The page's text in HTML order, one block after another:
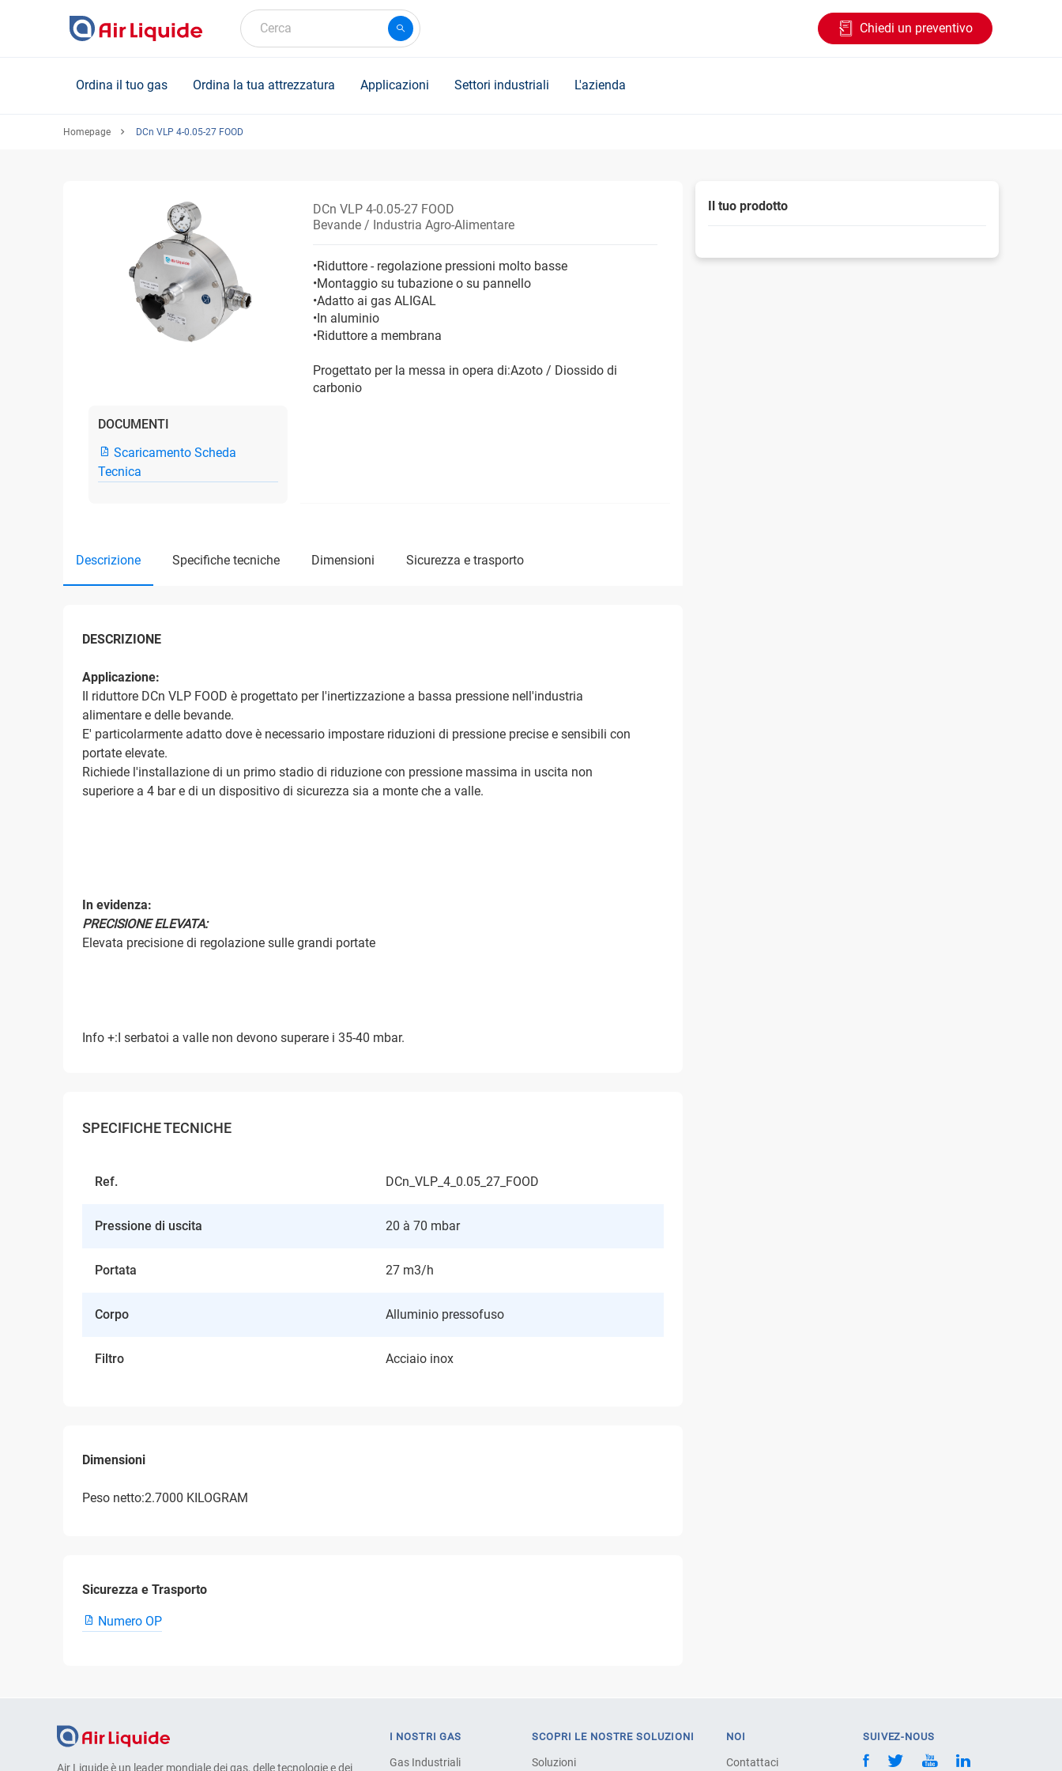
Cerca Chiedi un preventivo
Ordina il tuo gas Ordina la tua attrezzatura Applicazioni Settori industriali L'azienda
Homepage DCn VLP 4-0.05-27 FOOD
DOCUMENTI
Scaricamento Scheda
Tecnica
DCn VLP 4-0.05-27 FOOD
Bevande / Industria Agro-Alimentare
•Riduttore - regolazione pressioni molto basse
•Montaggio su tubazione o su pannello
•Adatto ai gas ALIGAL
•In aluminio
•Riduttore a membrana
Progettato per la messa in opera di:Azoto / Diossido di
carbonio
descrizione specifiche tecniche dimensioni sicurezza e trasporto
DESCRIZIONE
Applicazione:
Il riduttore DCn VLP FOOD è progettato per l'inertizzazione a bassa pressione nell'industria
alimentare e delle bevande.
E' particolarmente adatto dove è necessario impostare riduzioni di pressione precise e sensibili con
portate elevate.
Richiede l'installazione di un primo stadio di riduzione con pressione massima in uscita non
superiore a 4 bar e di un dispositivo di sicurezza sia a monte che a valle.
In evidenza:
PRECISIONE ELEVATA:
Elevata precisione di regolazione sulle grandi portate
Info +:I serbatoi a valle non devono superare i 35-40 mbar.
SPECIFICHE TECNICHE
Ref. DCn_VLP_4_0.05_27_FOOD
Pressione di uscita 20 à 70 mbar
Portata 27 m3/h
Corpo Alluminio pressofuso
Filtro Acciaio inox
Dimensioni
Peso netto:2.7000 KILOGRAM
Sicurezza e Trasporto
Numero OP
Il tuo prodotto
Air Liquide è un leader mondiale dei gas, delle tecnologie e dei
I NOSTRI GAS
Gas Industriali
SCOPRI LE NOSTRE SOLUZIONI
Soluzioni
NOI
Contattaci
SUIVEZ-NOUS